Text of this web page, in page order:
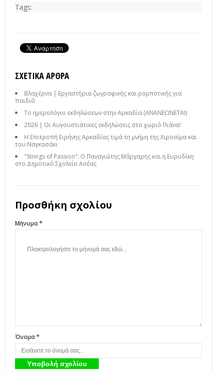
Tags:
ΣΧΕΤΙΚΆ ΆΡΘΡΑ
Βλαχέρνα | Εργαστήρια ζωγραφικής και ρομποτικής για
παιδιά
Το ημερολόγιο εκδηλώσεων στην Αρκαδία (ΑΝΑΝΕΩΝΕΤΑΙ)
2026 | Οι Αυγουστιάτικες εκδηλώσεις στο χωριό Πιάνα!
Η Επιτροπή Ειρήνης Αρκαδίας τιμά τη μνήμη της Χιροσίμα και
του Ναγκασάκι
"Strings of Passion": Ο Παναγιώτης Μάργαρης και η Ευρυδίκη
στο Δημοτικό Σχολείο Ασέας
Προσθήκη σχολίου
Μήνυμα *
Όνομα *